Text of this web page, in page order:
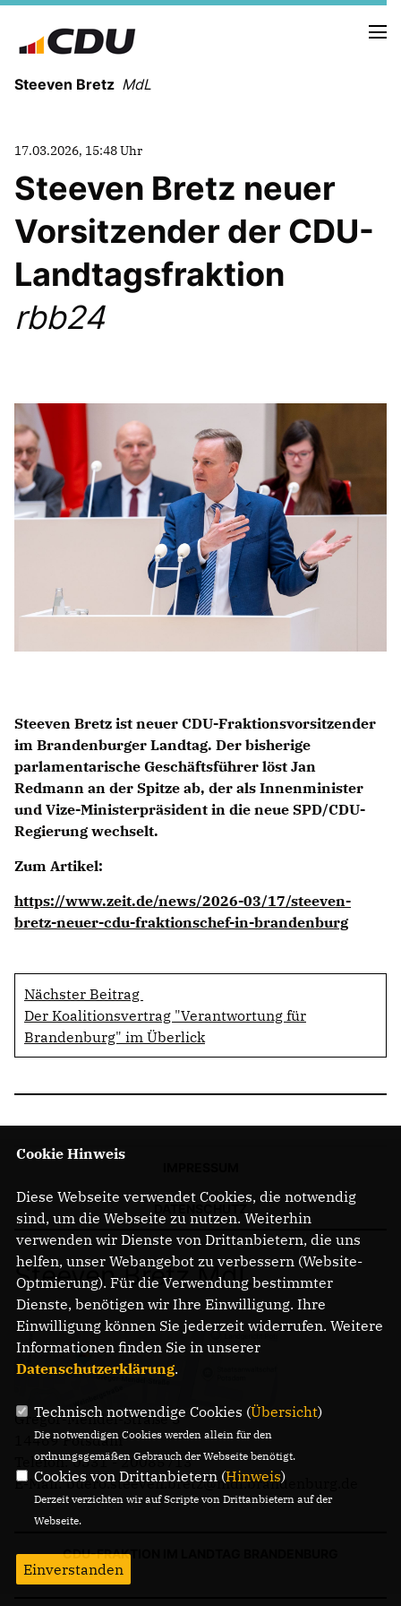
Steeven Bretz MdL
VITA
WAHLKREISBESUCHE
PRESSEFOTOS
MEIN BÜRGERBÜRO
Kleine Anfragen
CDU Deutschland
CDU Fraktion im Brandenburger Landtag
CDU Brandenburg
CDU Potsdam
17.03.2026, 15:48 Uhr
Steeven Bretz neuer
Vorsitzender der CDU-
Landtagsfraktion
rbb24
Steeven Bretz ist neuer CDU-Fraktionsvorsitzender
im Brandenburger Landtag. Der bisherige
parlamentarische Geschäftsführer löst Jan
Redmann an der Spitze ab, der als Innenminister
und Vize-Ministerpräsident in die neue SPD/CDU-
Regierung wechselt.
Zum Artikel:
https://www.zeit.de/news/2026-03/17/steeven-
bretz-neuer-cdu-fraktionschef-in-brandenburg
Nächster Beitrag
Der Koalitionsvertrag "Verantwortung für
Brandenburg" im Überlick
Steeven Bretz MdL
Gregor-Mendel-Straße 3
14469 Potsdam
Telefon: 0331 - 20085713
E-Mail: buero.steeven.bretz@mdl.brandenburg.de
CDU-FRAKTION IM LANDTAG BRANDENBURG
Cookie Hinweis
Diese Webseite verwendet Cookies, die notwendig
sind, um die Webseite zu nutzen. Weiterhin
verwenden wir Dienste von Drittanbietern, die uns
helfen, unser Webangebot zu verbessern (Website-
Optmierung). Für die Verwendung bestimmter
Dienste, benötigen wir Ihre Einwilligung. Ihre
Einwilligung können Sie jederzeit widerrufen. Weitere
Informationen finden Sie in unserer
Datenschutzerklärung.
Technisch notwendige Cookies (Übersicht)
Die notwendigen Cookies werden allein für den
ordnungsgemäßen Gebrauch der Webseite benötigt.
Cookies von Drittanbietern (Hinweis)
Derzeit verzichten wir auf Scripte von Drittanbietern auf der
Webseite.
Einverstanden